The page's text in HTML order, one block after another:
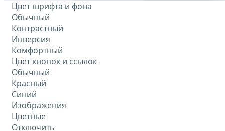
Цвет шрифта и фона
Обычный
Контрастный
Инверсия
Комфортный
Цвет кнопок и ссылок
Обычный
Красный
Синий
Изображения
Цветные
Отключить